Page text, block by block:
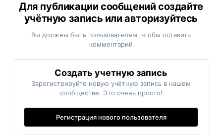
Для публикации сообщений создайте
учётную запись или авторизуйтесь
Вы должны быть пользователем, чтобы оставить
комментарий
Создать учетную запись
Зарегистрируйте новую учётную запись в нашем
сообществе. Это очень просто!
Регистрация нового пользователя